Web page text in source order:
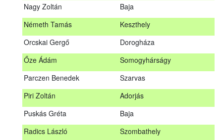
Nagy Zoltán
Baja
Németh Tamás
Keszthely
Orcskai Gergő
Dorogháza
Őze Ádám
Somogyhárságy
Parczen Benedek
Szarvas
Piri Zoltán
Adorjás
Puskás Gréta
Baja
Radics László
Szombathely
A továbbképzés vizsgával zárul!
Jelentkezés, lemondás
Jelentkezni a továbbképzésre kizárólag a Nébih honlapján
elhelyezett űrlapon lehet. A jelentkezés elfogadásáról
Nagy Gábor
Járdánháza
Muraszemenye
Nagy Tamás
Kaszó
Keszthely
Dorogháza